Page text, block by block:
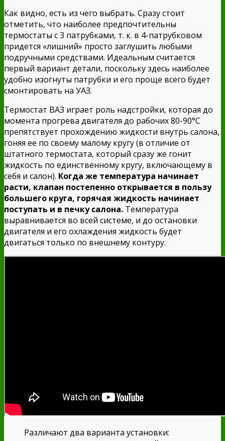
Как видно, есть из чего выбрать. Сразу стоит
отметить, что наиболее предпочтительны
термостаты с 3 патрубками, т. к. в 4-патрубковом
придется «лишний» просто заглушить любыми
подручными средствами. Идеальным считается
первый вариант детали, поскольку здесь наиболее
удобно изогнуты патрубки и его проще всего будет
смонтировать на УАЗ.
Термостат ВАЗ играет роль надстройки, которая до
момента прогрева двигателя до рабочих 80-90°C
препятствует прохождению жидкости внутрь салона,
гоняя ее по своему малому кругу (в отличие от
штатного термостата, который сразу же гонит
жидкость по единственному кругу, включающему в
себя и салон). Когда же температура начинает
расти, клапан постепенно открывается в пользу
большего круга, горячая жидкость начинает
поступать и в печку салона. Температура
выравнивается во всей системе, и до остановки
двигателя и его охлаждения жидкость будет
двигаться только по внешнему контуру.
Различают два варианта установки: